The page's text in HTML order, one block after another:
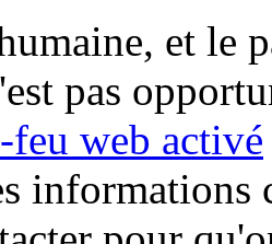
et le
pas
feu web activé
informations